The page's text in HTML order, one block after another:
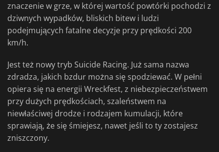
znaczenie w grze, w której wartość powtórki pochodzi z
dziwnych wypadków, bliskich bitew i ludzi
podejmujących fatalne decyzje przy prędkości 200
km/h.
Jest też nowy tryb Suicide Racing. Już sama nazwa
zdradza, jakich bzdur można się spodziewać. W pełni
opiera się na energii Wreckfest, z niebezpieczeństwem
przy dużych prędkościach, szaleństwem na
niewłaściwej drodze i rodzajem kumulacji, które
sprawiają, że się śmiejesz, nawet jeśli to ty zostajesz
zniszczony.